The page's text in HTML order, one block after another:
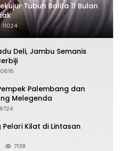
Tubuh Balita 11 Bulan
11024
Deli, Jambu Semanis
Pempek Palembang dan
Melegenda
9724
Pelari Kilat di Lintasan
7138